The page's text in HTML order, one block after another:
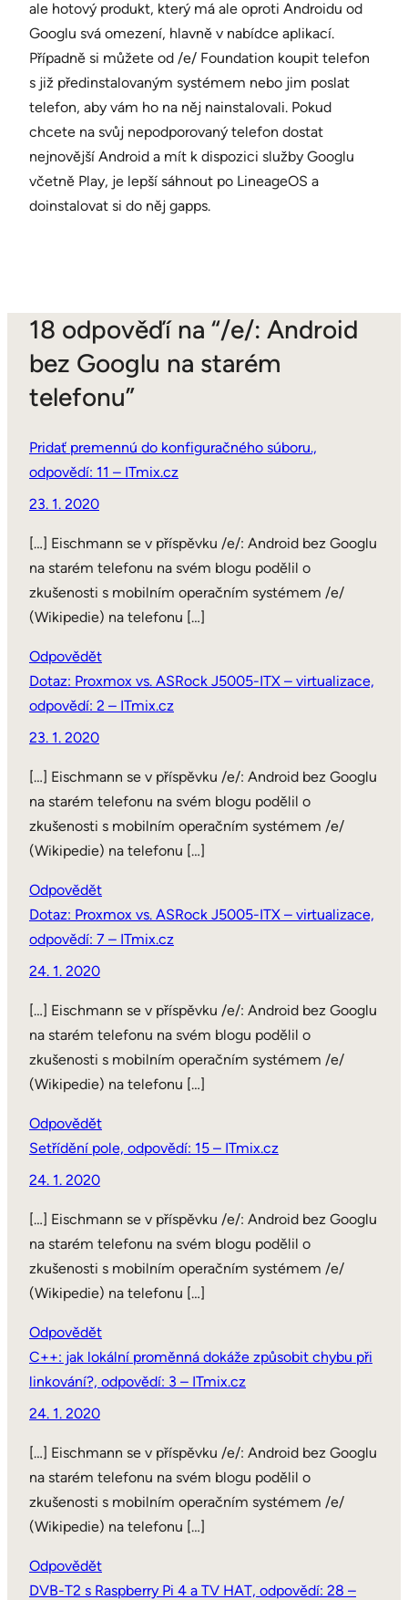
ale hotový produkt, který má ale oproti Androidu od
Googlu svá omezení, hlavně v nabídce aplikací.
Případně si můžete od /e/ Foundation koupit telefon
s již předinstalovaným systémem nebo jim poslat
telefon, aby vám ho na něj nainstalovali. Pokud
chcete na svůj nepodporovaný telefon dostat
nejnovější Android a mít k dispozici služby Googlu
včetně Play, je lepší sáhnout po LineageOS a
doinstalovat si do něj gapps.
18 odpověďí na “/e/: Android
bez Googlu na starém
telefonu”
Pridať premennú do konfiguračného súboru.,
odpovědí: 11 – ITmix.cz
23. 1. 2020
[…] Eischmann se v příspěvku /e/: Android bez Googlu
na starém telefonu na svém blogu podělil o
zkušenosti s mobilním operačním systémem /e/
(Wikipedie) na telefonu […]
Odpovědět
Dotaz: Proxmox vs. ASRock J5005-ITX – virtualizace,
odpovědí: 2 – ITmix.cz
23. 1. 2020
[…] Eischmann se v příspěvku /e/: Android bez Googlu
na starém telefonu na svém blogu podělil o
zkušenosti s mobilním operačním systémem /e/
(Wikipedie) na telefonu […]
Odpovědět
Dotaz: Proxmox vs. ASRock J5005-ITX – virtualizace,
odpovědí: 7 – ITmix.cz
24. 1. 2020
[…] Eischmann se v příspěvku /e/: Android bez Googlu
na starém telefonu na svém blogu podělil o
zkušenosti s mobilním operačním systémem /e/
(Wikipedie) na telefonu […]
Odpovědět
Setřídění pole, odpovědí: 15 – ITmix.cz
24. 1. 2020
[…] Eischmann se v příspěvku /e/: Android bez Googlu
na starém telefonu na svém blogu podělil o
zkušenosti s mobilním operačním systémem /e/
(Wikipedie) na telefonu […]
Odpovědět
C++: jak lokální proměnná dokáže způsobit chybu při
linkování?, odpovědí: 3 – ITmix.cz
24. 1. 2020
[…] Eischmann se v příspěvku /e/: Android bez Googlu
na starém telefonu na svém blogu podělil o
zkušenosti s mobilním operačním systémem /e/
(Wikipedie) na telefonu […]
Odpovědět
DVB-T2 s Raspberry Pi 4 a TV HAT, odpovědí: 28 –